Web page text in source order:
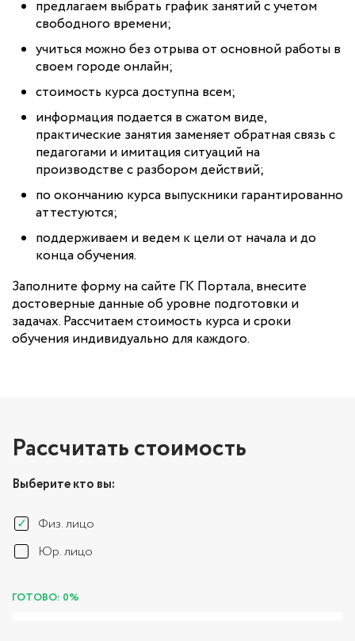
предлагаем выбрать график занятий с учетом
свободного времени;
учиться можно без отрыва от основной работы в
своем городе онлайн;
стоимость курса доступна всем;
информация подается в сжатом виде,
практические занятия заменяет обратная связь с
педагогами и имитация ситуаций на
производстве с разбором действий;
по окончанию курса выпускники гарантированно
аттестуются;
поддерживаем и ведем к цели от начала и до
конца обучения.
Заполните форму на сайте ГК Портала, внесите
достоверные данные об уровне подготовки и
задачах. Рассчитаем стоимость курса и сроки
обучения индивидуально для каждого.
Рассчитать стоимость
Выберите кто вы:
Физ. лицо
Юр. лицо
ГОТОВО: 0%